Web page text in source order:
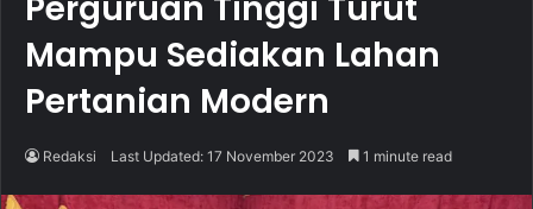
Mampu Sediakan Lahan
Pertanian Modern
Redaksi Last Updated: 17 November 2023 1 minute read